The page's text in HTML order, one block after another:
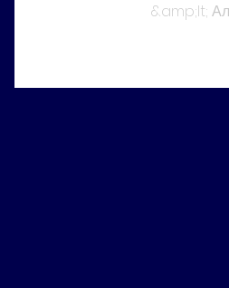
&amp;lt;